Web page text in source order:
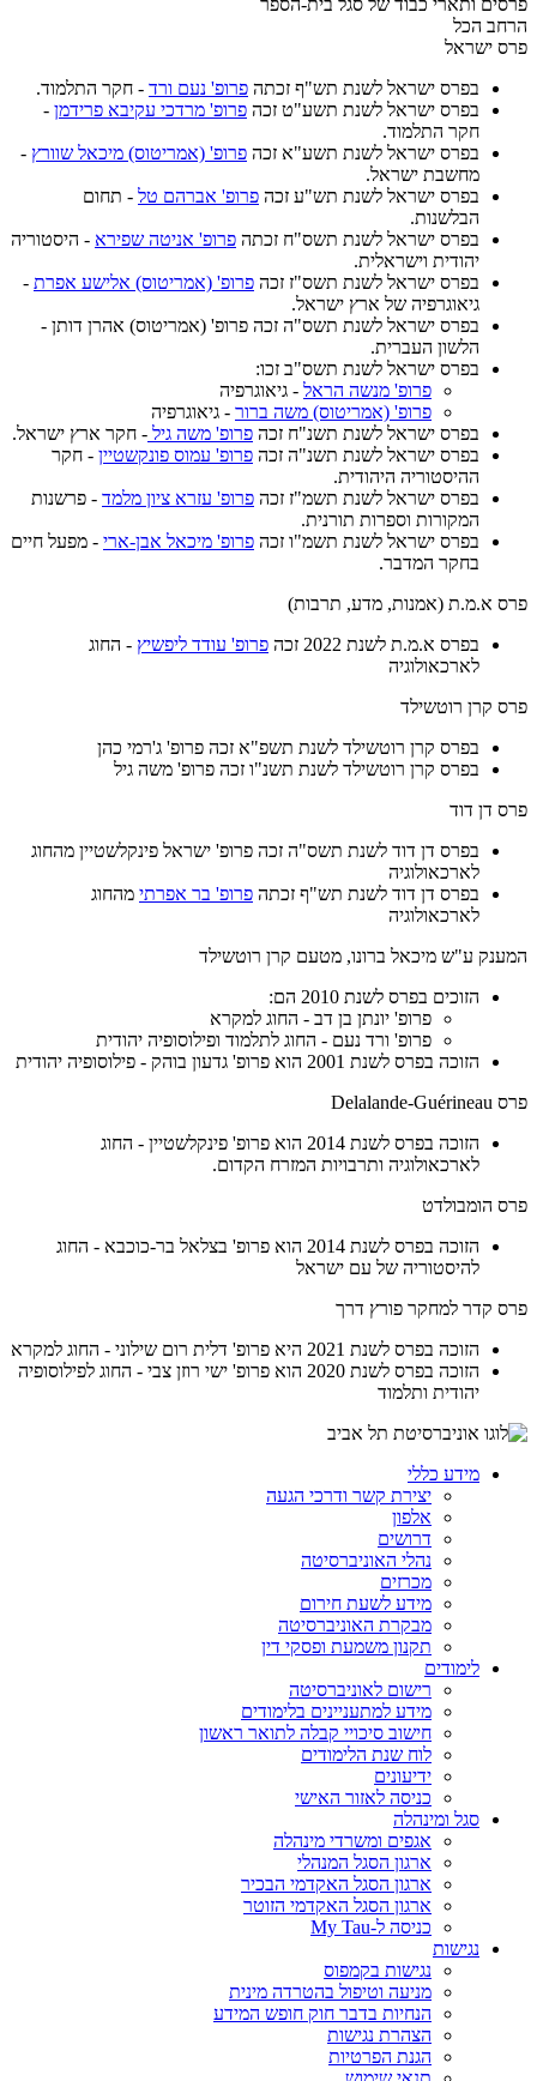
הרחב הכל
פרס ישראל
בפרס ישראל לשנת תש"ף זכתה פרופ' נעם ורד - חקר התלמוד.
בפרס ישראל לשנת תשע"ט זכה פרופ' מרדכי עקיבא פרידמן -
חקר התלמוד.
בפרס ישראל לשנת תשע"א זכה פרופ' (אמריטוס) מיכאל שוורץ -
מחשבת ישראל.
בפרס ישראל לשנת תש"ע זכה פרופ' אברהם טל - תחום
הבלשנות.
בפרס ישראל לשנת תשס"ח זכתה פרופ' אניטה שפירא - היסטוריה
יהודית וישראלית.
בפרס ישראל לשנת תשס"ז זכה פרופ' (אמריטוס) אלישע אפרת -
גיאוגרפיה של ארץ ישראל.
בפרס ישראל לשנת תשס"ה זכה פרופ' (אמריטוס) אהרן דותן -
הלשון העברית.
בפרס ישראל לשנת תשס"ב זכו:
פרופ' מנשה הראל - גיאוגרפיה
פרופ' (אמריטוס) משה ברור - גיאוגרפיה
בפרס ישראל לשנת תשנ"ח זכה פרופ' משה גיל - חקר ארץ ישראל.
בפרס ישראל לשנת תשנ"ה זכה פרופ' עמוס פונקשטיין - חקר
ההיסטוריה היהודית.
בפרס ישראל לשנת תשמ"ז זכה פרופ' עזרא ציון מלמד - פרשנות
המקורות וספרות תורנית.
בפרס ישראל לשנת תשמ"ו זכה פרופ' מיכאל אבן-ארי - מפעל חיים
בחקר המדבר.
פרס א.מ.ת (אמנות, מדע, תרבות)
בפרס א.מ.ת לשנת 2022 זכה
פרופ' עודד ליפשיץ - החוג
לארכאולוגיה
פרס קרן רוטשילד
בפרס קרן רוטשילד לשנת תשפ"א זכה פרופ' ג'רמי כהן
בפרס קרן רוטשילד לשנת תשנ"ו זכה פרופ' משה גיל
פרס דן דוד
בפרס דן דוד לשנת תשס"ה זכה פרופ' ישראל פינקלשטיין מהחוג
לארכאולוגיה
בפרס דן דוד לשנת תש"ף זכתה פרופ' בר אפרתי מהחוג
לארכאולוגיה
המענק ע"ש מיכאל ברונו, מטעם קרן רוטשילד
הזוכים בפרס לשנת 2010 הם:
פרופ' יונתן בן דב - החוג למקרא
פרופ' ורד נעם - החוג לתלמוד ופילוסופיה יהודית
הזוכה בפרס לשנת 2001 הוא פרופ' גדעון בוהק - פילוסופיה יהודית
פרס Delalande-Guérineau
הזוכה בפרס לשנת 2014 הוא פרופ' פינקלשטיין - החוג
לארכאולוגיה ותרבויות המזרח הקדום.
פרס הומבולדט
הזוכה בפרס לשנת 2014 הוא פרופ' בצלאל בר-כוכבא - החוג
להיסטוריה של עם ישראל
פרס קדר למחקר פורץ דרך
הזוכה בפרס לשנת 2021 היא פרופ' דלית רום שילוני - החוג למקרא
הזוכה בפרס לשנת 2020 הוא פרופ' ישי רוזן צבי - החוג לפילוסופיה
יהודית ותלמוד
מידע כללי
יצירת קשר ודרכי הגעה
אלפון
דרושים
נהלי האוניברסיטה
מכרזים
מידע לשעת חירום
מבקרת האוניברסיטה
תקנון משמעת ופסקי דין
לימודים
רישום לאוניברסיטה
מידע למתעניינים בלימודים
חישוב סיכויי קבלה לתואר ראשון
לוח שנת הלימודים
ידיעונים
כניסה לאזור האישי
סגל ומינהלה
אגפים ומשרדי מינהלה
ארגון הסגל המנהלי
ארגון הסגל האקדמי הבכיר
ארגון הסגל האקדמי הזוטר
כניסה ל-My Tau
נגישות
נגישות בקמפוס
מניעה וטיפול בהטרדה מינית
הנחיות בדבר חוק חופש המידע
הצהרת נגישות
הגנת הפרטיות